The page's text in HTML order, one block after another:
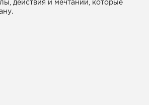
действия и мечтаний, которые